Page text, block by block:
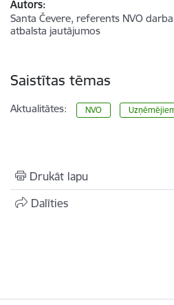
Autors:
Santa Čevere, referents NVO
atbalsta jautājumos
Saistītas tēmas
Aktualitātes: NVO
Drukāt lapu
Dalīties